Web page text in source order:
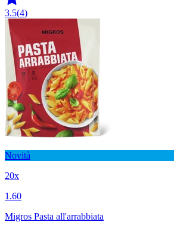
3.5(4)
Novità
20x
1.60
Migros Pasta all'arrabbiata